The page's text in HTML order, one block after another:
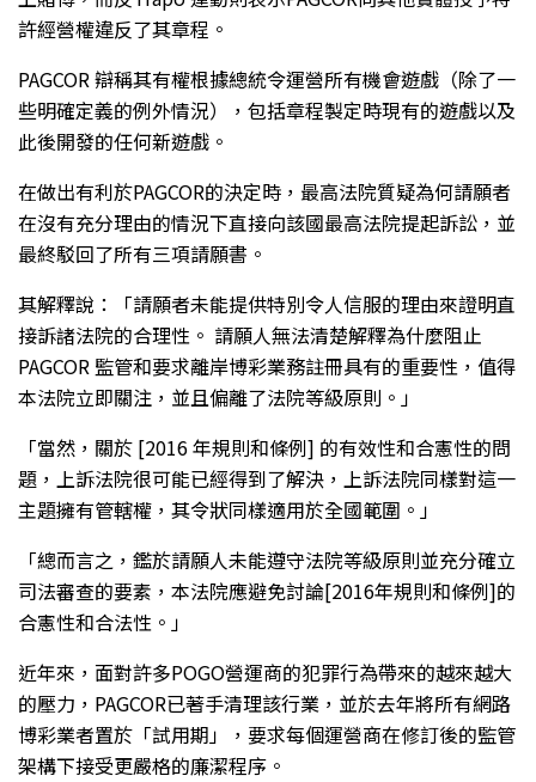
許經營權違反了其章程。
PAGCOR 辯稱其有權根據總統令運營所有機會遊戲（除了一
些明確定義的例外情況），包括章程製定時現有的遊戲以及
此後開發的任何新遊戲。
在做出有利於PAGCOR的決定時，最高法院質疑為何請願者
在沒有充分理由的情況下直接向該國最高法院提起訴訟，並
最終駁回了所有三項請願書。
其解釋說：「請願者未能提供特別令人信服的理由來證明直
接訴諸法院的合理性。 請願人無法清楚解釋為什麼阻止
PAGCOR 監管和要求離岸博彩業務註冊具有的重要性，值得
本法院立即關注，並且偏離了法院等級原則。」
「當然，關於 [2016 年規則和條例] 的有效性和合憲性的問
題，上訴法院很可能已經得到了解決，上訴法院同樣對這一
主題擁有管轄權，其令狀同樣適用於全國範圍。」
「總而言之，鑑於請願人未能遵守法院等級原則並充分確立
司法審查的要素，本法院應避免討論[2016年規則和條例]的
合憲性和合法性。」
近年來，面對許多POGO營運商的犯罪行為帶來的越來越大
的壓力，PAGCOR已著手清理該行業，並於去年將所有網路
博彩業者置於「試用期」，要求每個運營商在修訂後的監管
架構下接受更嚴格的廉潔程序。